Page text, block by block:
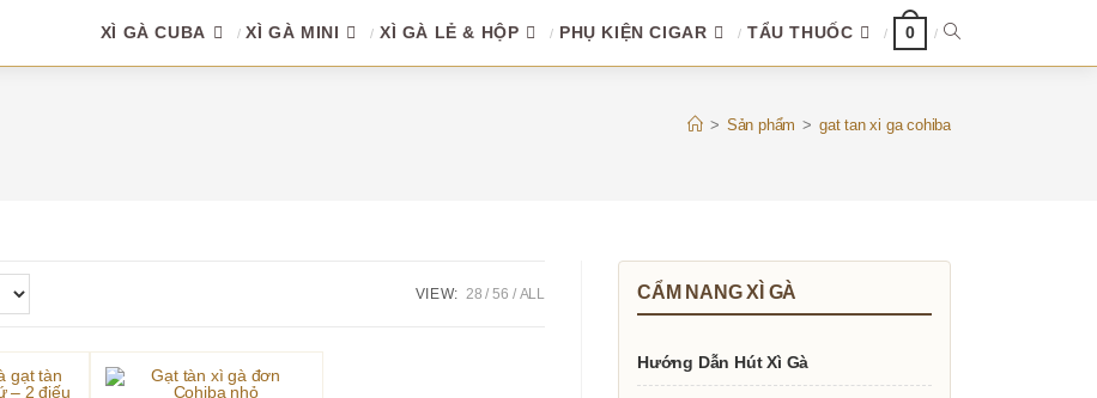
XÌ GÀ CUBA XÌ GÀ MINI XÌ GÀ LẺ & HỘP PHỤ KIỆN CIGAR TẨU THUỐC 0 TOGGLE
> Sản phẩm > gat tan xi ga cohiba
VIEW: 28 56 ALL CẨM NANG XÌ GÀ
Hướng Dẫn Hút Xì Gà